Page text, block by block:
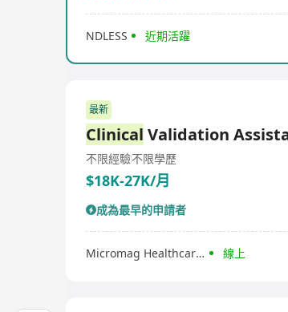
NDLESS 近期活躍
最新
Clinical Validation
不限經驗不限學歷
$18K-27K/月
成為最早的申請者
Micromag Healthcare Limited 線上